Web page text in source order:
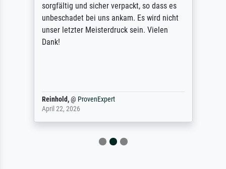
sorgfältig und sicher verpackt, so dass es
unbeschadet bei uns ankam. Es wird nicht
unser letzter Meisterdruck sein. Vielen
Dank!
Reinhold,@ ProvenExpert
April 22, 2026